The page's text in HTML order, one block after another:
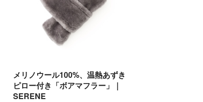
メリノウール100%、温熱あずき
ピロー付き「ボアマフラー」｜
SERENE